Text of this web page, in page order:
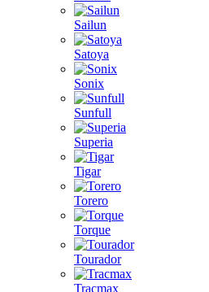
Sailun
Satoya
Sonix
Sunfull
Superia
Tigar
Torero
Torque
Tourador
Tracmax